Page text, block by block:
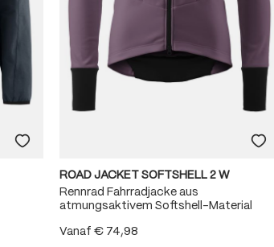
ROAD JACKET SOFTSHELL 2 W
Rennrad Fahrradjacke aus
atmungsaktivem Softshell-Material
Vanaf € 74,98